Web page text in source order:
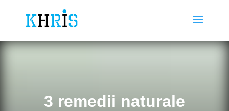
3 remedii naturale